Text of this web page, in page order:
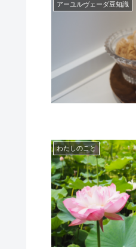
アーユルヴェーダ豆知識
わたしのこと